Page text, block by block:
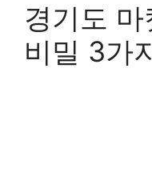
경기도
비밀 3가